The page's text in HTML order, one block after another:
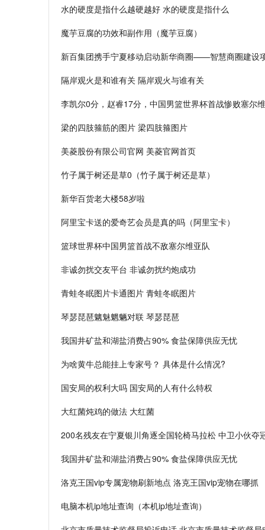
水的硬度是指什么越硬越好 水的硬度是指什么
魔芋豆腐的功效和副作用（魔芋豆腐）
新百集团携手宁夏移动启动新华商圈——智慧商圈建设
隔岸观火是和谁有关 隔岸观火与谁有关
李凯尔0分，赵睿17分，中国男篮世界杯首战惨败塞尔
梁的四肢箍筋的图片 梁四肢箍图片
美菱股份有限公司官网 美菱官网首页
竹子属于树还是草0（竹子属于树还是草）
新华百货老大楼58岁啦
阿里宝卡送的爱奇艺会员是真的吗（阿里宝卡）
篮球世界杯中国男篮首战不敌塞尔维亚队
非诚勿扰交友平台 非诚勿扰约炮成功
青蛙冬眠图片卡通图片 青蛙冬眠图片
琴瑟琵琶魑魅魍魉对联 琴瑟琵琶
我国井矿盐和湖盐消费占90% 食盐保障供应无忧
为啥黄牛总能挂上专家号？ 具体是什么情况?
国安局的权利大吗 国安局的人有什么特权
大红菌炖鸡的做法 大红菌
200名残友在宁夏银川角逐全国轮椅马拉松 中卫小伙夺
我国井矿盐和湖盐消费占90% 食盐保障供应无忧
洛克王国vip专属宠物刷新地点 洛克王国vip宠物在哪抓
电脑本机ip地址查询（本机ip地址查询）